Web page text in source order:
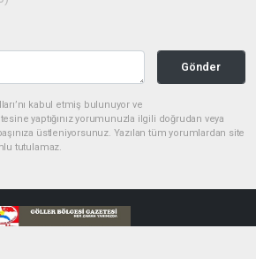
Gönder
kabul etmiş bulunuyor ve
yaptığınız yorumunuzla ilgili doğrudan veya
üstleniyorsunuz. Yazılan tüm yorumlardan site
tutulamaz.